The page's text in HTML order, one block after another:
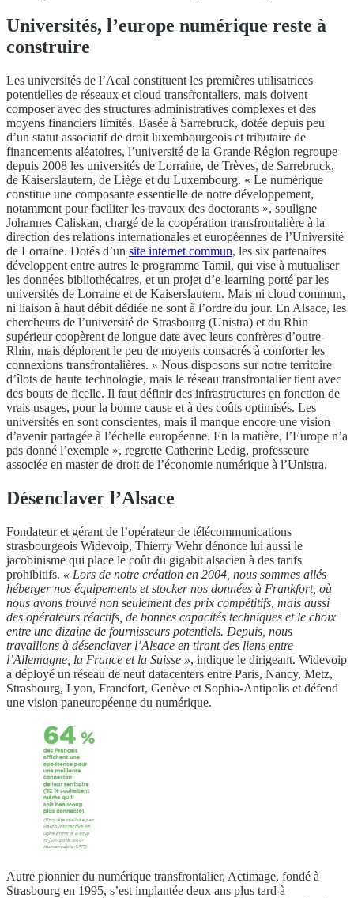
Universités, l’europe numérique reste à
construire
Les universités de l’Acal constituent les premières utilisatrices
potentielles de réseaux et cloud transfrontaliers, mais doivent
composer avec des structures administratives complexes et des
moyens financiers limités. Basée à Sarrebruck, dotée depuis peu
d’un statut associatif de droit luxembourgeois et tributaire de
financements aléatoires, l’université de la Grande Région regroupe
depuis 2008 les universités de Lorraine, de Trèves, de Sarrebruck,
de Kaiserslautern, de Liège et du Luxembourg. « Le numérique
constitue une composante essentielle de notre développement,
notamment pour faciliter les travaux des doctorants », souligne
Johannes Caliskan, chargé de la coopération transfrontalière à la
direction des relations internationales et européennes de l’Université
de Lorraine. Dotés d’un site internet commun, les six partenaires
développent entre autres le programme Tamil, qui vise à mutualiser
les données bibliothécaires, et un projet d’e-learning porté par les
universités de Lorraine et de Kaiserslautern. Mais ni cloud commun,
ni liaison à haut débit dédiée ne sont à l’ordre du jour. En Alsace, les
chercheurs de l’université de Strasbourg (Unistra) et du Rhin
supérieur coopèrent de longue date avec leurs confrères d’outre-
Rhin, mais déplorent le peu de moyens consacrés à conforter les
connexions transfrontalières. « Nous disposons sur notre territoire
d’îlots de haute technologie, mais le réseau transfrontalier tient avec
des bouts de ficelle. Il faut définir des infrastructures en fonction de
vrais usages, pour la bonne cause et à des coûts optimisés. Les
universités en sont conscientes, mais il manque encore une vision
d’avenir partagée à l’échelle européenne. En la matière, l’Europe n’a
pas donné l’exemple », regrette Catherine Ledig, professeure
associée en master de droit de l’économie numérique à l’Unistra.
Désenclaver l’Alsace
Fondateur et gérant de l’opérateur de télécommunications
strasbourgeois Widevoip, Thierry Wehr dénonce lui aussi le
jacobinisme qui place le coût du gigabit alsacien à des tarifs
prohibitifs. « Lors de notre création en 2004, nous sommes allés
héberger nos équipements et stocker nos données à Frankfort, où
nous avons trouvé non seulement des prix compétitifs, mais aussi
des opérateurs réactifs, de bonnes capacités techniques et le choix
entre une dizaine de fournisseurs potentiels. Depuis, nous
travaillons à désenclaver l’Alsace en tirant des liens entre
l’Allemagne, la France et la Suisse », indique le dirigeant. Widevoip
a déployé un réseau de neuf datacenters entre Paris, Nancy, Metz,
Strasbourg, Lyon, Francfort, Genève et Sophia-Antipolis et défend
une vision paneuropéenne du numérique.
Autre pionnier du numérique transfrontalier, Actimage, fondé à
Strasbourg en 1995, s’est implantée deux ans plus tard à